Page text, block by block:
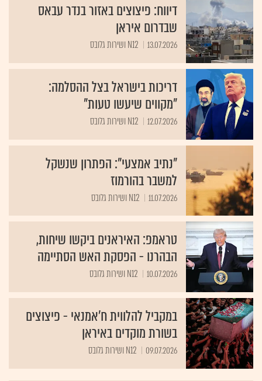
דיווח: פיצוצים באזור בנדר עבאס
שבדרום איראן
13.07.2026 N12 ושירות גלובס
דריכות בישראל בצל ההסלמה:
"מקווים שיעשו טעות"
12.07.2026 N12 ושירות גלובס
"נתיב אמצעי": הפתרון שנשקל
למשבר בהורמוז
11.07.2026 N12 ושירות גלובס
טראמפ: האיראנים ביקשו שיחות,
הבהרנו - הפסקת האש הסתיימה
10.07.2026 N12 ושירות גלובס
במקביל להלווית ח'אמנאי - פיצוצים
בשורת מוקדים באיראן
09.07.2026 N12 ושירות גלובס